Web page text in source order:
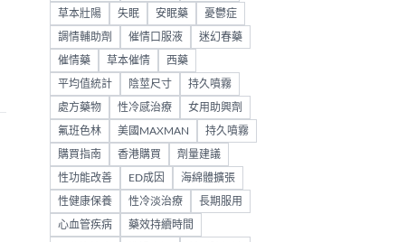
草本壯陽 失眠 安眠藥 憂鬱症
調情輔助劑 催情口服液 迷幻春藥
催情藥 草本催情 西藥
平均值統計 陰莖尺寸 持久噴霧
處方藥物 性冷感治療 女用助興劑
氟班色林 美國MAXMAN 持久噴霧
購買指南 香港購買 劑量建議
性功能改善 ED成因 海綿體擴張
性健康保養 性冷淡治療 長期服用
心血管疾病 藥效持續時間